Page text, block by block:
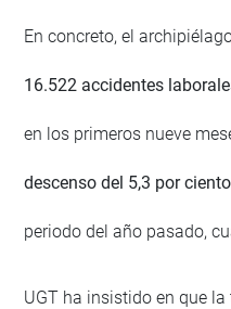
En concreto, el
16.522 accidentes
en los primeros nueve
descenso del 5,3 por ciento
periodo del año pasado,
UGT ha insistido en que la